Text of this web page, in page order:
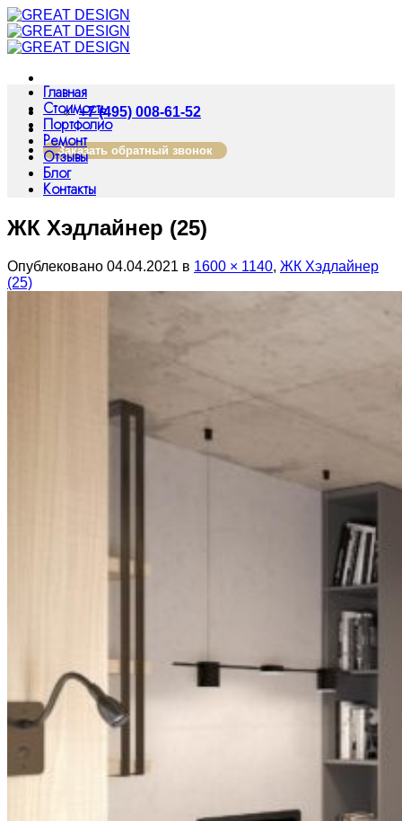
Skip
to
content
+7 (495) 008-61-52
Заказать обратный звонок
Главная
Стоимость
Портфолио
Ремонт
Отзывы
Блог
Контакты
ЖК Хэдлайнер (25)
Опублековано 04.04.2021 в 1600 × 1140, ЖК Хэдлайнер
(25)